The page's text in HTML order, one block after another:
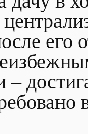
его
–